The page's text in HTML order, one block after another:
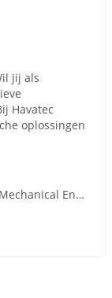
jij als
Havatec
oplossingen
Mechatronica, Werktuigbouwkunde, Mechanical Engineering